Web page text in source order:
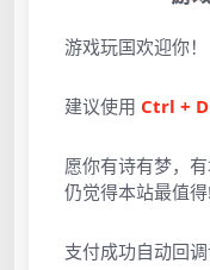
游戏玩国欢迎你！
建议使用 Ctrl + D
愿你有诗有梦，
仍觉得本站最值得!
支付成功自动回